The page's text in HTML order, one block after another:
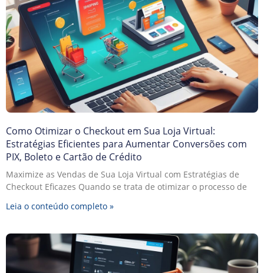
Como Otimizar o Checkout em Sua Loja Virtual:
Estratégias Eficientes para Aumentar Conversões com
PIX, Boleto e Cartão de Crédito
Maximize as Vendas de Sua Loja Virtual com Estratégias de
Checkout Eficazes Quando se trata de otimizar o processo de
Leia o conteúdo completo »